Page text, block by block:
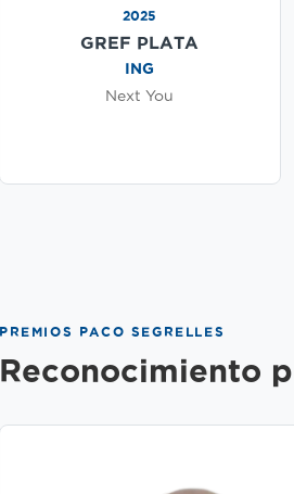
2025
GREF PLATA
ING
Next You
PREMIOS PACO SEGRELLES
Reconocimiento